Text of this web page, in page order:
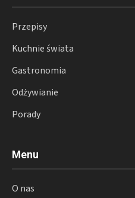
Przepisy
Kuchnie świata
Gastronomia
Odżywianie
Porady
Menu
O nas